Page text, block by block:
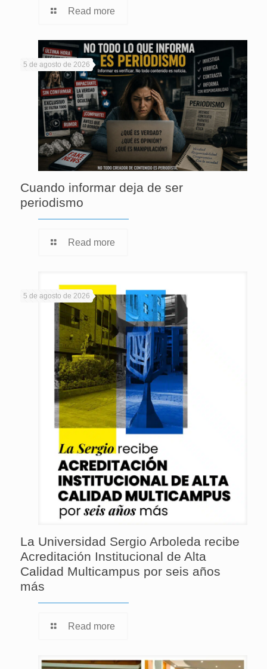
Read more
5 de agosto de 2026
Cuando informar deja de ser
periodismo
Read more
5 de agosto de 2026
La Universidad Sergio Arboleda recibe
Acreditación Institucional de Alta
Calidad Multicampus por seis años
más
Read more